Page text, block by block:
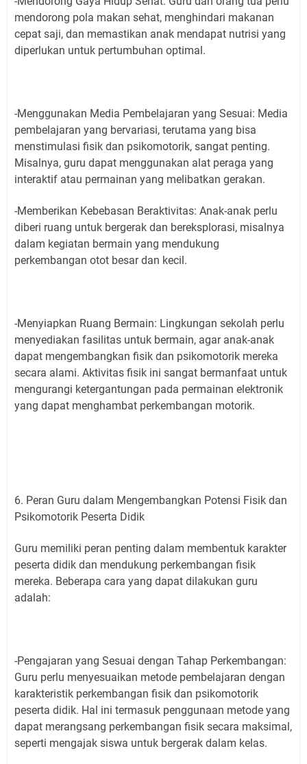
mendorong pola makan sehat, menghindari makanan
cepat saji, dan memastikan anak mendapat nutrisi yang
diperlukan untuk pertumbuhan optimal.
-Menggunakan Media Pembelajaran yang Sesuai: Media
pembelajaran yang bervariasi, terutama yang bisa
menstimulasi fisik dan psikomotorik, sangat penting.
Misalnya, guru dapat menggunakan alat peraga yang
interaktif atau permainan yang melibatkan gerakan.
-Memberikan Kebebasan Beraktivitas: Anak-anak perlu
diberi ruang untuk bergerak dan bereksplorasi, misalnya
dalam kegiatan bermain yang mendukung
perkembangan otot besar dan kecil.
-Menyiapkan Ruang Bermain: Lingkungan sekolah perlu
menyediakan fasilitas untuk bermain, agar anak-anak
dapat mengembangkan fisik dan psikomotorik mereka
secara alami. Aktivitas fisik ini sangat bermanfaat untuk
mengurangi ketergantungan pada permainan elektronik
yang dapat menghambat perkembangan motorik.
6. Peran Guru dalam Mengembangkan Potensi Fisik dan
Psikomotorik Peserta Didik
Guru memiliki peran penting dalam membentuk karakter
peserta didik dan mendukung perkembangan fisik
mereka. Beberapa cara yang dapat dilakukan guru
adalah:
-Pengajaran yang Sesuai dengan Tahap Perkembangan:
Guru perlu menyesuaikan metode pembelajaran dengan
karakteristik perkembangan fisik dan psikomotorik
peserta didik. Hal ini termasuk penggunaan metode yang
dapat merangsang perkembangan fisik secara maksimal,
seperti mengajak siswa untuk bergerak dalam kelas.